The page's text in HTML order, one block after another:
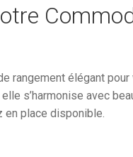
rangement élégant
s’harmonise avec
place disponible.